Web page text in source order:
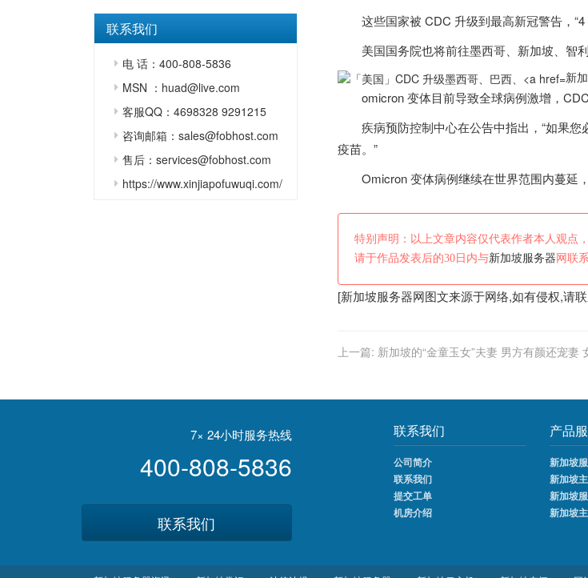
联系我们
电 话：400-808-5836
MSN ：huad@live.com
客服QQ：4698328 9291215
咨询邮箱：sales@fobhost.com
售后：services@fobhost.com
https://www.xinjiapofuwuqi.com/
这些国家被 CDC 升级到最高新冠警告，“4
美国国务院也将前往墨西哥、 新加坡 、智
新
omicron 变体目前导致全球病例激增，CDC
疾病预防控制中心在公告中指出，“如果您
疫苗。”
Omicron 变体病例继续在世界范围内蔓延，
特别声明：以上文章内容仅代表作者本人观点
请于作品发表后的30日内与新加坡服务器 网联系
[新加坡服务器网图文来源于网络,如有侵权,请
上一篇: 新加坡的“金童玉女”夫妻 男方有颜还宠妻
7× 24小时服务热线
400-808-5836
联系我们
联系我们
公司简介
联系我们
提交工单
机房介绍
产品
新加坡
新加坡
新加坡
新加坡